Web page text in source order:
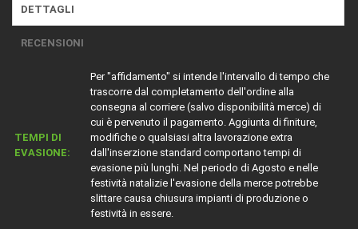
DETTAGLI
RECENSIONI
TEMPI DI
EVASIONE:
Per "affidamento" si intende l'intervallo di tempo che
trascorre dal completamento dell'ordine alla
consegna al corriere (salvo disponibilità merce) di
cui è pervenuto il pagamento. Aggiunta di finiture,
modifiche o qualsiasi altra lavorazione extra
dall'inserzione standard comportano tempi di
evasione più lunghi. Nel periodo di Agosto e nelle
festività natalizie l'evasione della merce potrebbe
slittare causa chiusura impianti di produzione o
festività in essere.